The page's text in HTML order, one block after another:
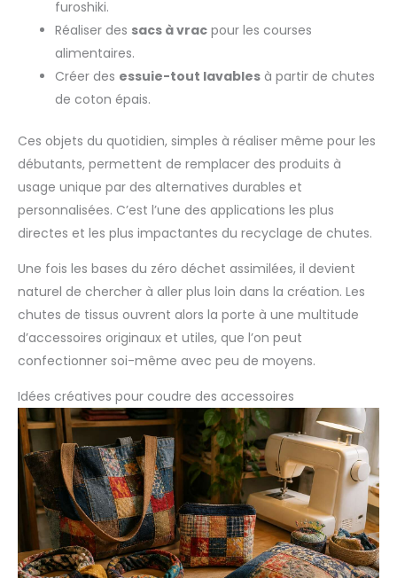
furoshiki.
Réaliser des sacs à vrac pour les courses
alimentaires.
Créer des essuie-tout lavables à partir de chutes
de coton épais.
Ces objets du quotidien, simples à réaliser même pour les
débutants, permettent de remplacer des produits à
usage unique par des alternatives durables et
personnalisées. C’est l’une des applications les plus
directes et les plus impactantes du recyclage de chutes.
Une fois les bases du zéro déchet assimilées, il devient
naturel de chercher à aller plus loin dans la création. Les
chutes de tissus ouvrent alors la porte à une multitude
d’accessoires originaux et utiles, que l’on peut
confectionner soi-même avec peu de moyens.
Idées créatives pour coudre des accessoires